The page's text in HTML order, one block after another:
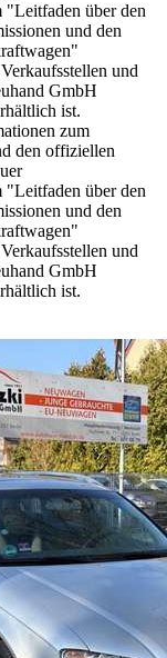
"Leitfaden über den
und den
und
GmbH
ist.
zum
den offiziellen
"Leitfaden über den
und den
und
GmbH
ist.